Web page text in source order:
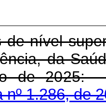
de nível
da
de
nº 1.286, de